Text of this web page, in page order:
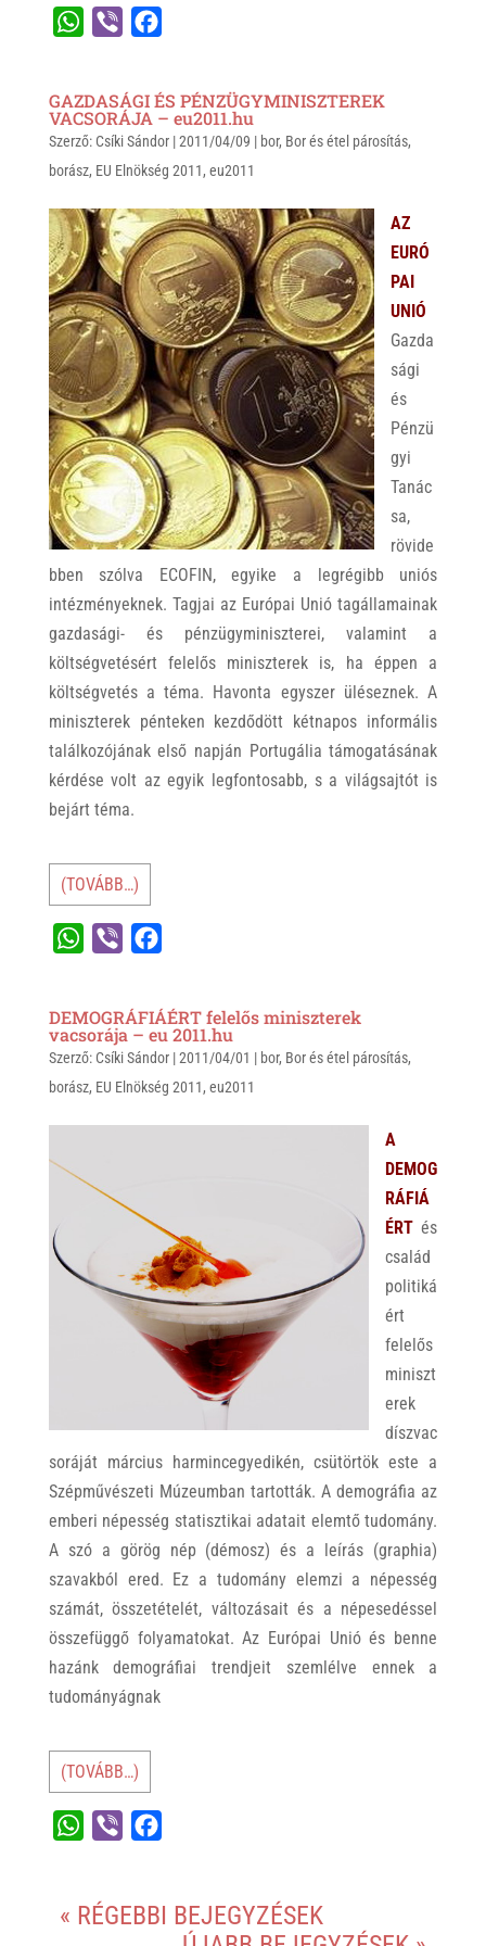
t
s
A
p
p
e
r
e
b
o
o
k
GAZDASÁGI ÉS PÉNZÜGYMINISZTEREK
VACSORÁJA – eu2011.hu
Szerző: Csíki Sándor|2011/04/09 | bor, Bor és étel párosítás,
borász, EU Elnökség 2011, eu2011
AZ
EURÓ
PAI
UNIÓ
Gazda
sági
és
Pénzü
gyi
Tanác
sa,
rövide
bben szólva ECOFIN, egyike a legrégibb uniós
intézményeknek. Tagjai az Európai Unió tagállamainak
gazdasági- és pénzügyminiszterei, valamint a
költségvetésért felelős miniszterek is, ha éppen a
költségvetés a téma. Havonta egyszer üléseznek. A
miniszterek pénteken kezdődött kétnapos informális
találkozójának első napján Portugália támogatásának
kérdése volt az egyik legfontosabb, s a világsajtót is
bejárt téma.
(TOVÁBB…)
t
s
A
p
e
r
e
b
o
o
DEMOGRÁFIÁÉRT felelős miniszterek
vacsorája – eu 2011.hu
Szerző: Csíki Sándor|2011/04/01 | bor, Bor és étel párosítás,
borász, EU Elnökség 2011, eu2011
A
DEMOG
RÁFIÁ
ÉRTés
család
politiká
ért
felelős
miniszt
erek
díszvac
soráját március harmincegyedikén, csütörtök este a
Szépművészeti Múzeumban tartották. A demográfia az
emberi népesség statisztikai adatait elemtő tudomány.
A szó a görög nép (démosz) és a leírás (graphia)
szavakból ered. Ez a tudomány elemzi a népesség
számát, összetételét, változásait és a népesedéssel
összefüggő folyamatokat. Az Európai Unió és benne
hazánk demográfiai trendjeit szemlélve ennek a
tudományágnak
(TOVÁBB…)
t
e
« RÉGEBBI BEJEGYZÉSEK